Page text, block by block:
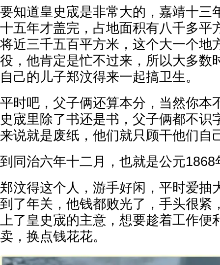
要知道皇史宬是非常大的，嘉靖十三
十五年才盖完，占地面积有八千多平
将近三千五百平方米，这个大一个地
役，他肯定是忙不过来，所以大多数
自己的儿子郑汶得来一起搞卫生。
平时吧，父子俩还算本分，当然你本
史宬里除了书还是书，父子俩都不识
来说就是废纸，他们就只顾干他们自
到同治六年十二月，也就是公元1868
郑汶得这个人，游手好闲，平时爱抽
到了年关，他钱都败光了，手头很紧
上了皇史宬的主意，想要趁着工作便
卖，换点钱花花。